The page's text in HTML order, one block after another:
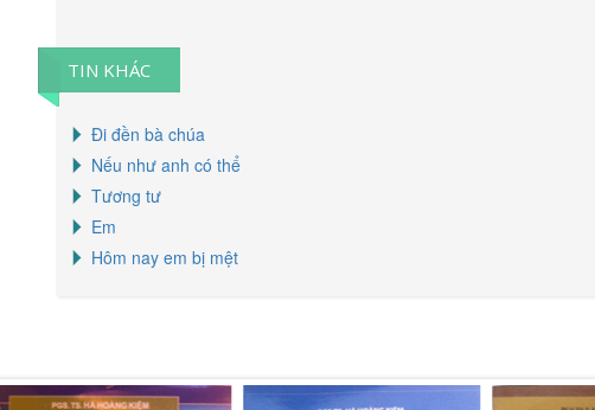
TIN KHÁC
Đi đền bà chúa
Nếu như anh có thể
Tương tư
Em
Hôm nay em bị mệt